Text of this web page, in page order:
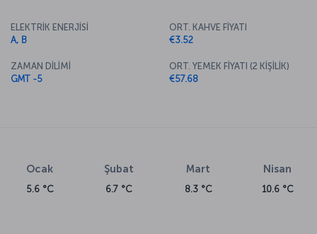
ELEKTRİK ENERJİSİ
A, B
ZAMAN DİLİMİ
GMT -5
ORT. KAHVE FİYATI
€3.52
ORT. YEMEK FİYATI (2 KİŞİLİK)
€57.68
Ocak
5.6 °C
Şubat
6.7 °C
Mart
8.3 °C
Nisan
10.6 °C